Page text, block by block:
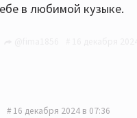
в любимой кузыке.
16 декабря 2024 в 07:36